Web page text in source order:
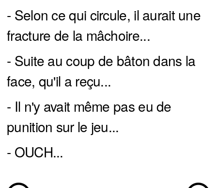
- Selon ce qui circule, il aurait une
fracture de la mâchoire...
- Suite au coup de bâton dans la
face, qu'il a reçu...
- Il n'y avait même pas eu de
punition sur le jeu...
- OUCH...